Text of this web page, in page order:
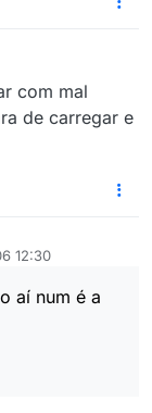
com mal
de carregar e
12:30
aí num é a